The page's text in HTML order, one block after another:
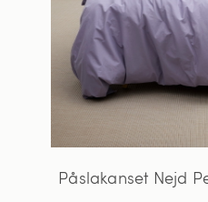
Påslakanset Nejd